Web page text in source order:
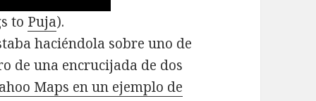
to Puja).
haciéndola sobre uno de
de una encrucijada de dos
Maps en un ejemplo de